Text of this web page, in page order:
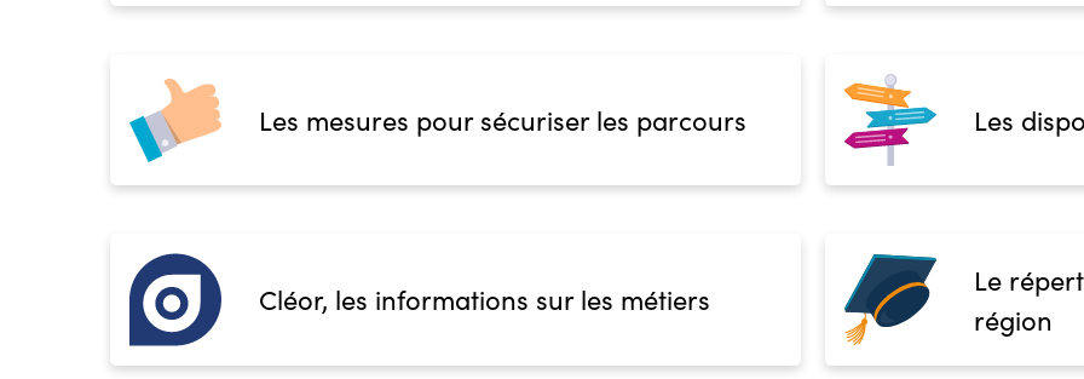
Les mesures pour sécuriser les parcours Les
Cléor, les informations sur les métiers
Le
région